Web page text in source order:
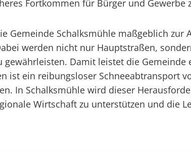
Fortkommen für Bürger und Gewerbe
Gemeinde Schalksmühle maßgeblich zur
werden nicht nur Hauptstraßen,
Damit leistet die
ein reibungsloser Schneeabtransport
In Schalksmühle wird dieser
Wirtschaft zu unterstützen und die